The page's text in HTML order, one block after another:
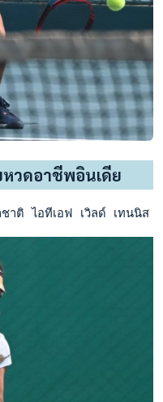
วดอาชีพอินเดีย
ติ ไอทีเอฟ เวิลด์ เทนนิส